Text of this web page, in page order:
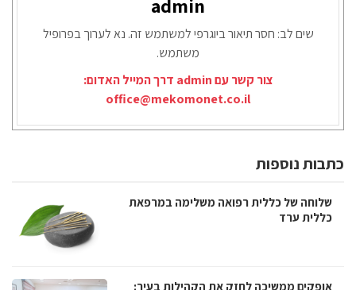
admin
שים לב: חסר תיאור ביוגרפי למשתמש זה. נא לערוך בפרופיל
משתמש.
צור קשר עם admin דרך המייל האדום:
office@mekomonet.co.il
כתבות נוספות
שלוחה של כללית רפואה משלימה במרפאת
כללית ערד
אופקים ממשיכה לחזק את הקהילות בעיר: